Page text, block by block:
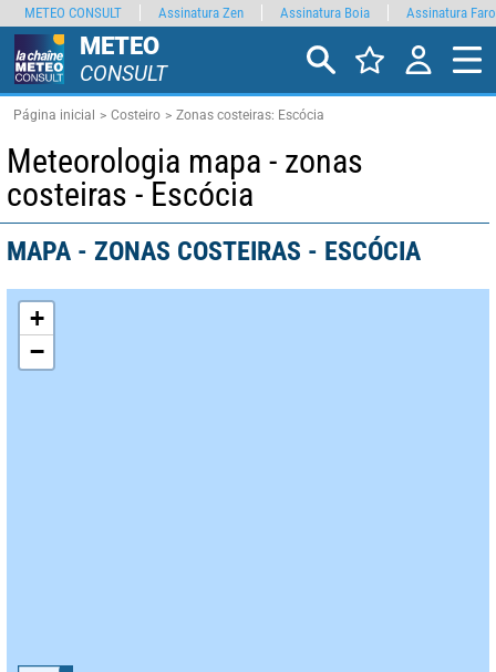
METEO
CONSULT
Página inicial Costeiro Zonas costeiras: Escócia
Meteorologia mapa - zonas
costeiras - Escócia
MAPA - ZONAS COSTEIRAS - ESCÓCIA
+
−
METEO CONSULT Assinatura Zen Assinatura Boia Assinatura